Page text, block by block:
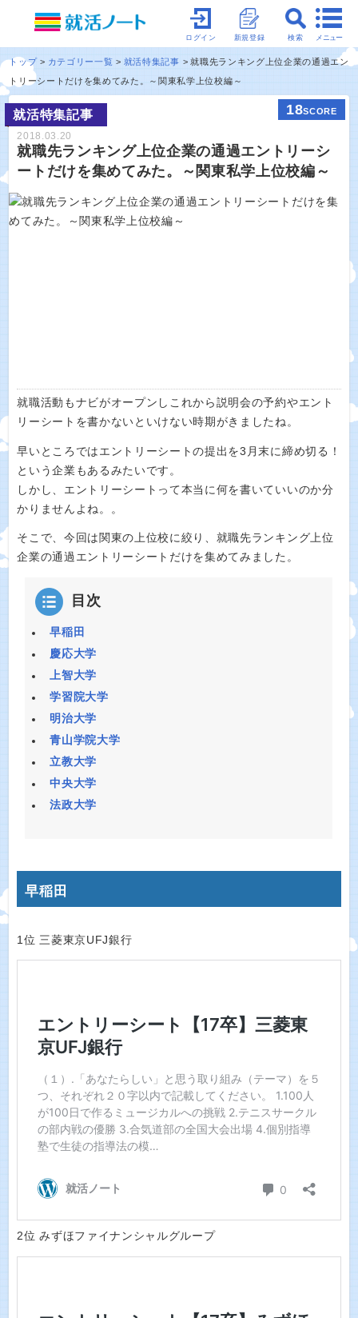
メニュー
検索
新規登録
ログイン
トップ カテゴリー一覧 就活特集記事
就職先ランキング上位企業の通過エン
トリーシートだけを集めてみた。～関東私学上位校編～
就活特集記事 18SCORE
2018.03.20
就職先ランキング上位企業の通過エントリーシ
ートだけを集めてみた。～関東私学上位校編～
就職活動もナビがオープンしこれから説明会の予約やエント
リーシートを書かないといけない時期がきましたね。
早いところではエントリーシートの提出を3月末に締め切る！
という企業もあるみたいです。
しかし、エントリーシートって本当に何を書いていいのか分
かりませんよね。。
そこで、今回は関東の上位校に絞り、就職先ランキング上位
企業の通過エントリーシートだけを集めてみました。
目次
早稲田
慶応大学
上智大学
学習院大学
明治大学
青山学院大学
立教大学
中央大学
法政大学
早稲田
1位 三菱東京UFJ銀行
2位 みずほファイナンシャルグループ